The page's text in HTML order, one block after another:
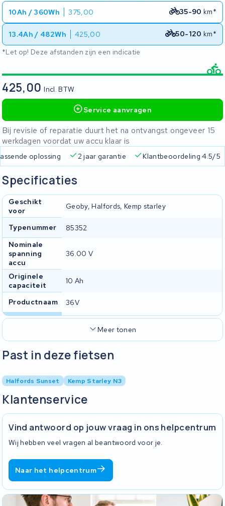
10Ah / 360Wh 375,00 35-90 km*
13.4Ah / 482Wh 425,00 50-120 km*
*Let op! Deze afstanden zijn een indicatie
425,00Incl. BTW
Service aanvragen
Bij revisie of reparatie duurt het na ontvangst ongeveer 15
werkdagen voordat uw accu klaar is
passende oplossing 2 jaar garantie Klantbeoordeling
Specificaties
Geschikt
voor
Geoby, Halfords, Kemp starley
Typenummer
85352
Nominale
spanning
accu
36.00 V
Originele
capaciteit
10 Ah
Productnaam 36V
Meer tonen
Past in deze fietsen
Halfords Sunset Kemp Starley N3
Klantenservice
Vind antwoord op jouw vraag in ons helpcentrum
Wij hebben veel vragen al beantwoord voor je.
Naar het helpcentrum